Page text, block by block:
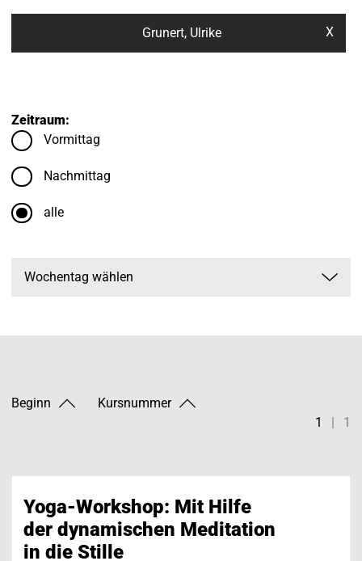
Grunert, Ulrike X
Zeitraum:
Vormittag
Nachmittag
alle
Beginn
Kursnummer
1
1
Yoga-Workshop: Mit Hilfe
der dynamischen Meditation
in die Stille